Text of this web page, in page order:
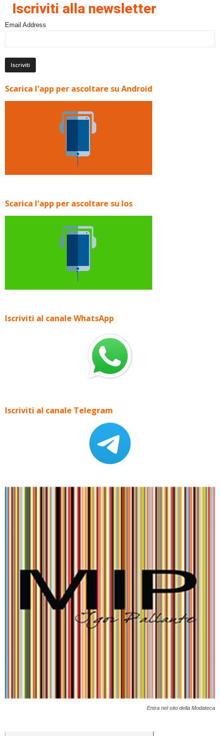
Iscriviti alla newsletter
Email Address
Scarica l'app per ascoltare su Android
Scarica l'app per ascoltare su Ios
Iscriviti al canale WhatsApp
Iscriviti al canale Telegram
Entra nel sito della Modateca